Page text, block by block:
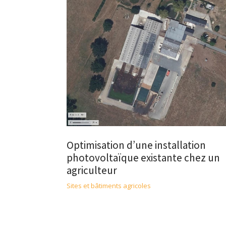
Optimisation d’une installation
photovoltaïque existante chez un
agriculteur
Sites et bâtiments agricoles